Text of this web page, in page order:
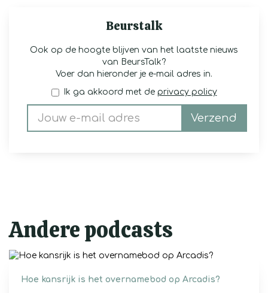
Beurstalk
Ook op de hoogte blijven van het laatste nieuws
van BeursTalk?
Voer dan hieronder je e-mail adres in.
Ik ga akkoord met de privacy policy
Verzend
Andere podcasts
Hoe kansrijk is het overnamebod op Arcadis?